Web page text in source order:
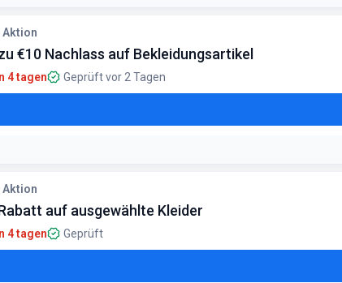
Aktion
€10 Nachlass auf Bekleidungsartikel
4 tagen Geprüft vor 2 Tagen
Aktion
auf ausgewählte Kleider
4 tagen Geprüft